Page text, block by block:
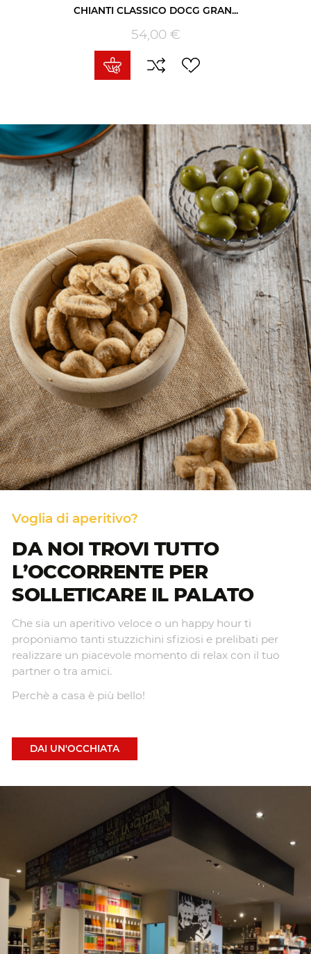
CHIANTI CLASSICO DOCG GRAN...
Prezzo
54,00 €
Voglia di aperitivo?
DA NOI TROVI TUTTO
L’OCCORRENTE PER
SOLLETICARE IL PALATO
Che sia un aperitivo veloce o un happy hour ti
proponiamo tanti stuzzichini sfiziosi e prelibati per
realizzare un piacevole momento di relax con il tuo
partner o tra amici.
Perchè a casa è più bello!
DAI UN'OCCHIATA